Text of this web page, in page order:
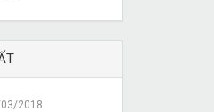
2018